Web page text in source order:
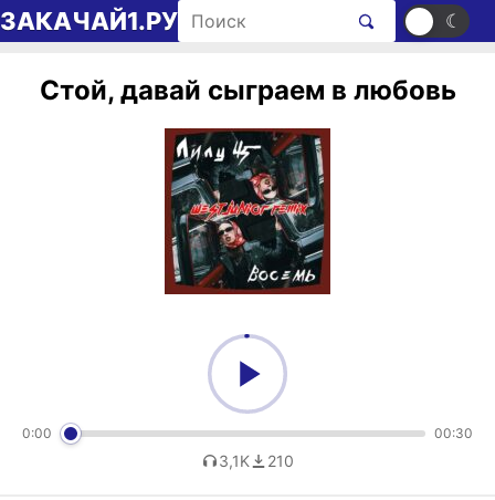
Перейти к содержимому
ЗАКАЧАЙ1.РУ Поиск рингтонов ☀ ☾
Стой, давай сыграем в любовь
0:00 00:30
3,1K 210